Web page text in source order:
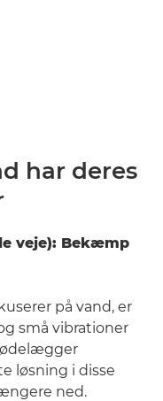
har deres
veje): Bekæmp
på vand, er
små vibrationer
ødelægger
løsning i disse
ned.